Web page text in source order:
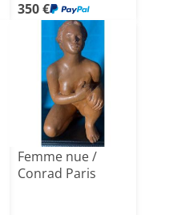
350 €
Femme nue /
Conrad Paris